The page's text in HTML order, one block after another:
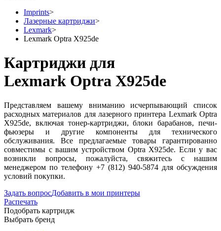
Imprints>
Лазерные картриджи>
Lexmark>
Lexmark Optra X925de
Картриджи для
Lexmark Optra X925de
Представляем вашему вниманию исчерпывающий список
расходных материалов для лазерного принтера Lexmark Optra
X925de, включая тонер-картриджи, блоки барабанов, печи-
фьюзеры и другие компоненты для технического
обслуживания. Все предлагаемые товары гарантированно
совместимы с вашим устройством Optra X925de. Если у вас
возникли вопросы, пожалуйста, свяжитесь с нашим
менеджером по телефону +7 (812) 940-5874 для обсуждения
условий покупки.
Задать вопросДобавить в мои принтеры
Распечать
Подобрать картридж
Выбрать бренд